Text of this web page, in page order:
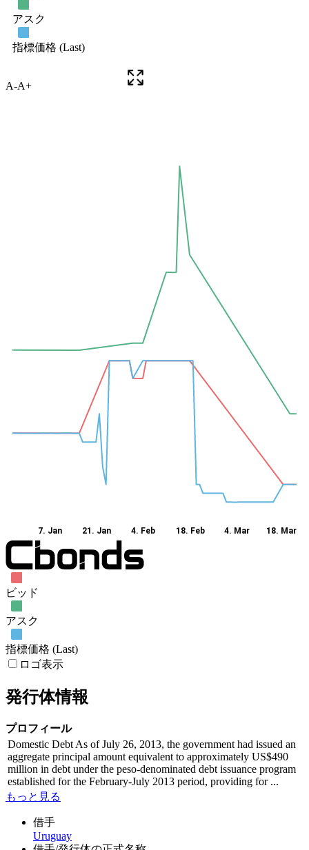
A-A+
7. Jan 21. Jan 4. Feb 18. Feb 4. Mar 18. Mar
ビッド
アスク
指標価格 (Last)
ロゴ表示
発行体情報
プロフィール
Domestic Debt As of July 26, 2013, the government had issued an
aggregate principal amount equivalent to approximately US$490
million in debt under the peso-denominated debt issuance program
established for the February-July 2013 period, providing for ...
もっと見る
借手
Uruguay